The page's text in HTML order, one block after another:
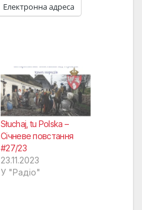
Електронна адреса
Słuchaj, tu Polska –
Січневе повстання
#27/23
23.11.2023
У "Радіо"